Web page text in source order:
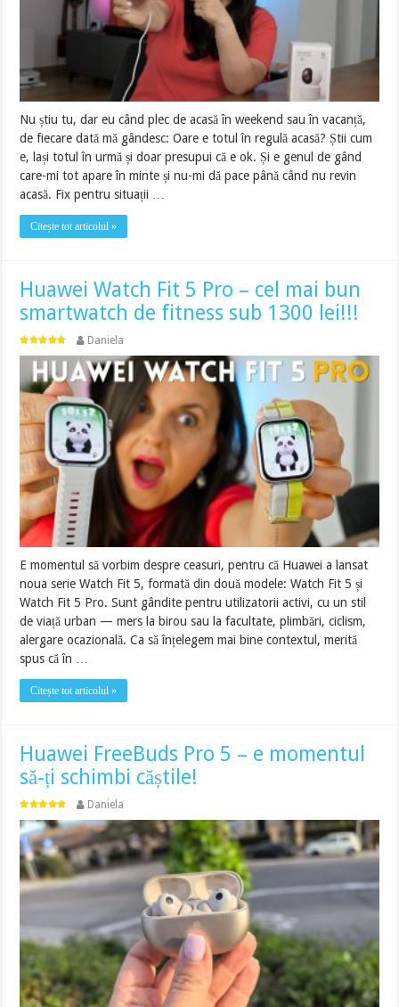
Nu știu tu, dar eu când plec de acasă în weekend sau în vacanță,
de fiecare dată mă gândesc: Oare e totul în regulă acasă? Știi cum
e, lași totul în urmă și doar presupui că e ok. Și e genul de gând
care-mi tot apare în minte și nu-mi dă pace până când nu revin
acasă. Fix pentru situații …
Citește tot articolul »
Huawei Watch Fit 5 Pro – cel mai bun
smartwatch de fitness sub 1300 lei!!!
Daniela
E momentul să vorbim despre ceasuri, pentru că Huawei a lansat
noua serie Watch Fit 5, formată din două modele: Watch Fit 5 și
Watch Fit 5 Pro. Sunt gândite pentru utilizatorii activi, cu un stil
de viață urban — mers la birou sau la facultate, plimbări, ciclism,
alergare ocazională. Ca să înțelegem mai bine contextul, merită
spus că în …
Citește tot articolul »
Huawei FreeBuds Pro 5 – e momentul
să-ți schimbi căștile!
Daniela